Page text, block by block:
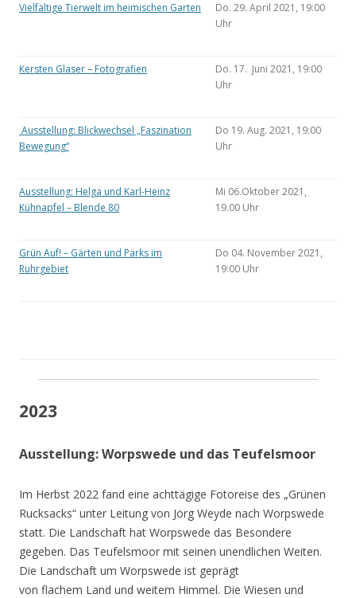
Vielfältige Tierwelt im heimischen Garten
Do. 29. April 2021, 19:00
Uhr
Kersten Glaser – Fotografien
Do. 17. Juni 2021, 19:00
Uhr
Ausstellung: Blickwechsel „Faszination
Bewegung“
Do 19. Aug. 2021, 19:00
Uhr
Ausstellung: Helga und Karl-Heinz
Kühnapfel – Blende 80
Mi 06.Oktober 2021,
19.00 Uhr
Grün Auf! – Gärten und Parks im
Ruhrgebiet
Do 04. November 2021,
19:00 Uhr
2023
Ausstellung: Worpswede und das Teufelsmoor
Im Herbst 2022 fand eine achttägige Fotoreise des „Grünen
Rucksacks“ unter Leitung von Jörg Weyde nach Worpswede
statt. Die Landschaft hat Worpswede das Besondere
gegeben. Das Teufelsmoor mit seinen unendlichen Weiten.
Die Landschaft um Worpswede ist geprägt
von flachem Land und weitem Himmel. Die Wiesen und